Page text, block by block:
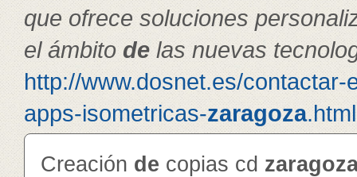
que ofrece soluciones
el ámbitodelas nuevas
http://www.dosnet.es/contactar-
apps-isometricas-zaragoza
Creación de copias cd